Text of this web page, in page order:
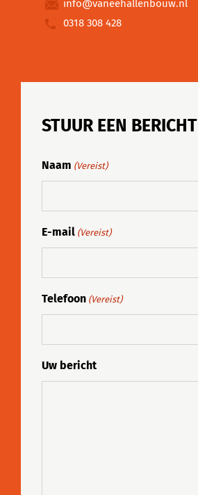
info@vaneehallenbouw.nl
0318 308 428
STUUR EEN BERICHT
Naam (Vereist)
E-mail (Vereist)
Telefoon (Vereist)
Uw bericht